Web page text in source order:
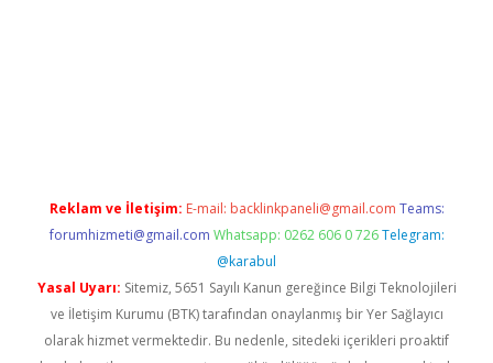
Reklam ve İletişim: E-mail: backlinkpaneli@gmail.com Teams:
forumhizmeti@gmail.com Whatsapp: 0262 606 0 726 Telegram:
@karabul
Yasal Uyarı: Sitemiz, 5651 Sayılı Kanun gereğince Bilgi Teknolojileri
ve İletişim Kurumu (BTK) tarafından onaylanmış bir Yer Sağlayıcı
olarak hizmet vermektedir. Bu nedenle, sitedeki içerikleri proaktif